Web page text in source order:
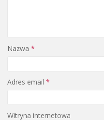
Nazwa *
Adres email *
Witryna internetowa